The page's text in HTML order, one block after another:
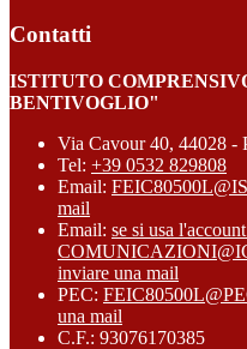
Contatti
ISTITUTO
BENTIVOGLIO"
Via Cavour 40, 44028 -
Tel: +39 0532 829808
Email:
mail
Email: se si usa
inviare una mail
PEC:
una mail
C.F.: 93076170385